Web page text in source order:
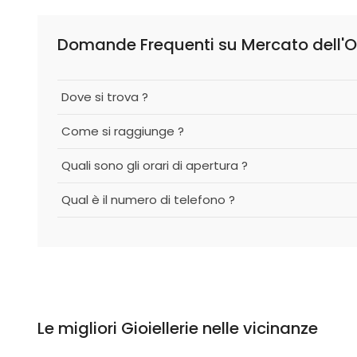
Domande Frequenti su Mercato
Dove si trova ?
Come si raggiunge ?
Quali sono gli orari di apertura ?
Qual è il numero di telefono ?
Le migliori Gioiellerie nelle vicinanze